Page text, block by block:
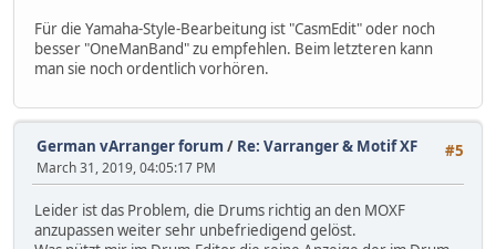
Für die Yamaha-Style-Bearbeitung ist "CasmEdit" oder noch
besser "OneManBand" zu empfehlen. Beim letzteren kann
man sie noch ordentlich vorhören.
#5
German vArranger forum / Re: Varranger & Motif XF
March 31, 2019, 04:05:17 PM
Leider ist das Problem, die Drums richtig an den MOXF
anzupassen weiter sehr unbefriedigend gelöst.